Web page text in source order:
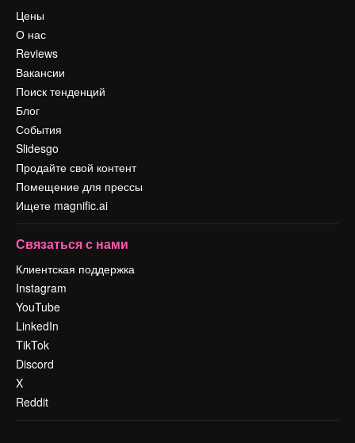
Цены
О нас
Reviews
Вакансии
Поиск тенденций
Блог
События
Slidesgo
Продайте свой контент
Помещение для прессы
Ищете magnific.ai
Связаться с нами
Клиентская поддержка
Instagram
YouTube
LinkedIn
TikTok
Discord
X
Reddit